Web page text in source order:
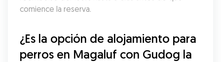
comience la reserva.
¿Es la opción de alojamiento para
perros en Magaluf con Gudog la